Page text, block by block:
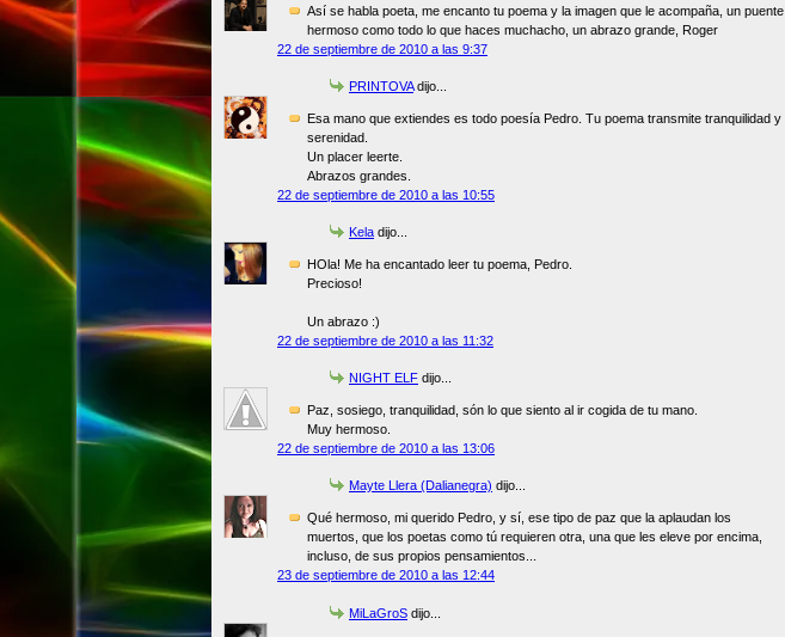
Así se habla poeta, me encanto tu poema y la imagen que le acompaña, un puente
hermoso como todo lo que haces muchacho, un abrazo grande, Roger
22 de septiembre de 2010 a las 9:37
PRINTOVAdijo...
Esa mano que extiendes es todo poesía Pedro. Tu poema transmite tranquilidad y
serenidad.
Un placer leerte.
Abrazos grandes.
22 de septiembre de 2010 a las 10:55
Kela dijo...
HOla! Me ha encantado leer tu poema, Pedro.
Precioso!
Un abrazo :)
22 de septiembre de 2010 a las 11:32
NIGHT ELF dijo...
Paz, sosiego, tranquilidad, són lo que siento al ir cogida de tu mano.
Muy hermoso.
22 de septiembre de 2010 a las 13:06
Mayte Llera (Dalianegra) dijo...
Qué hermoso, mi querido Pedro, y sí, ese tipo de paz que la aplaudan los
muertos, que los poetas como tú requieren otra, una que les eleve por encima,
incluso, de sus propios pensamientos...
23 de septiembre de 2010 a las 12:44
MiLaGroS dijo...